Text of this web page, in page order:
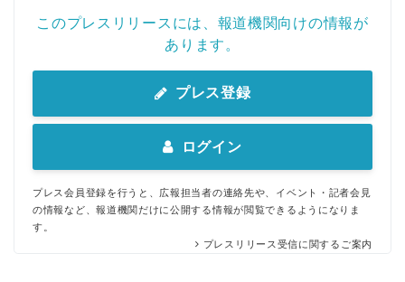
このプレスリリースには、報道機関向けの情報が
あります。
プレス登録
ログイン
プレス会員登録を行うと、広報担当者の連絡先や、イベント・記者会見
の情報など、報道機関だけに公開する情報が閲覧できるようになりま
す。
プレスリリース受信に関するご案内